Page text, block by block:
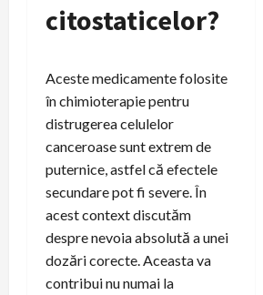
citostaticelor?
Aceste medicamente folosite
în chimioterapie pentru
distrugerea celulelor
canceroase sunt extrem de
puternice, astfel că efectele
secundare pot fi severe. În
acest context discutăm
despre nevoia absolută a unei
dozări corecte. Aceasta va
contribui nu numai la